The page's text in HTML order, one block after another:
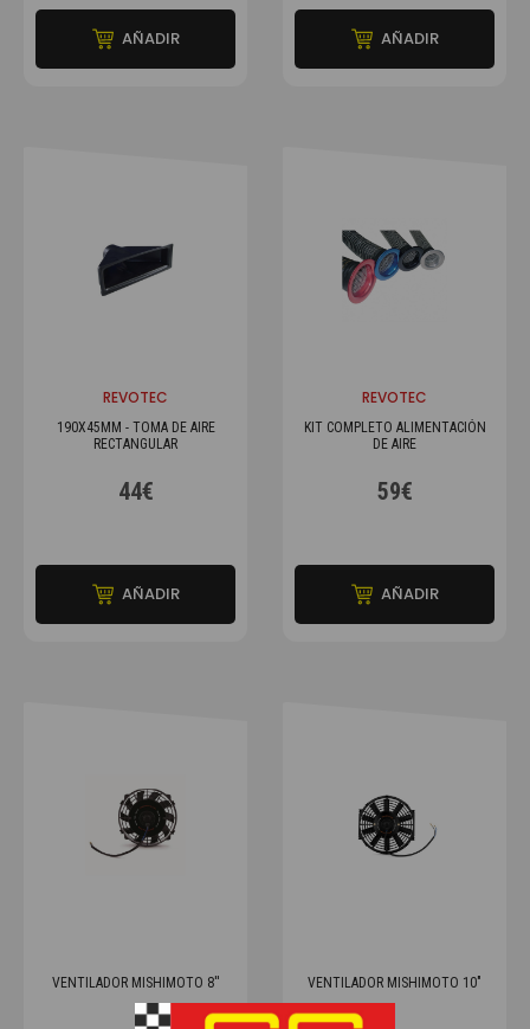
AÑADIR AÑADIR
REVOTEC
190X45MM - TOMA DE AIRE
RECTANGULAR
44€
AÑADIR
REVOTEC
KIT COMPLETO ALIMENTACIÓN
DE AIRE
59€
AÑADIR
VENTILADOR MISHIMOTO 8'' VENTILADOR MISHIMOTO 10"